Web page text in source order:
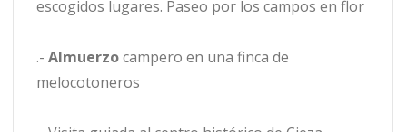
escogidos lugares. Paseo por los campos en flor
.- Almuerzocampero en una finca de
melocotoneros